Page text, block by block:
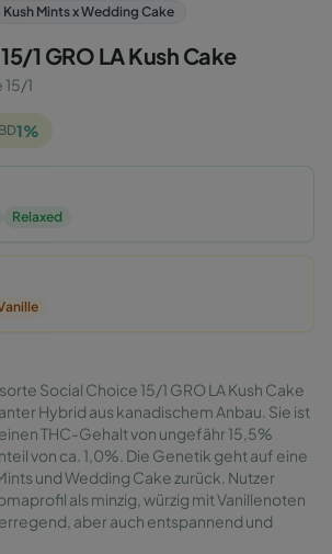
Kush Mints x Wedding Cake
1 GRO LA Kush Cake
15/1
1%
Relaxed
Social Choice 15/1 GRO LA Kush Cake
Hybrid aus kanadischem Anbau. Sie ist
THC-Gehalt von ungefähr 15,5%
von ca. 1,0%. Die Genetik geht auf eine
und Wedding Cake zurück. Nutzer
als minzig, würzig mit Vanillenoten
aber auch entspannend und